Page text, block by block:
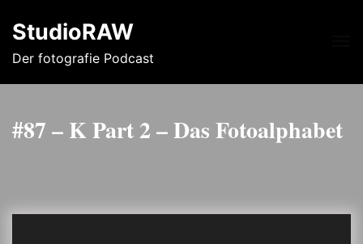
StudioRAW
Der fotografie Podcast
#87 – K Part 2 – Das Fotoalphabet